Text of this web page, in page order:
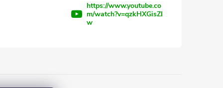
https://www.youtube.co
m/watch?v=qzkHXGisZI
w